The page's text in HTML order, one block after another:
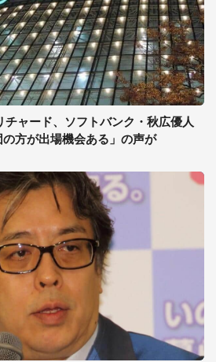
チャード、ソフトバンク・秋広優人
方が出場機会ある」の声が